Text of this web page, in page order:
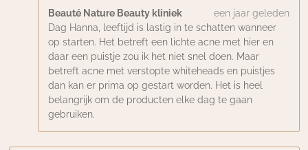
Beauté Nature Beauty kliniek
een jaar geleden
Dag Hanna, leeftijd is lastig in te schatten wanneer
op starten. Het betreft een lichte acne met hier en
daar een puistje zou ik het niet snel doen. Maar
betreft acne met verstopte whiteheads en puistjes
dan kan er prima op gestart worden. Het is heel
belangrijk om de producten elke dag te gaan
gebruiken.